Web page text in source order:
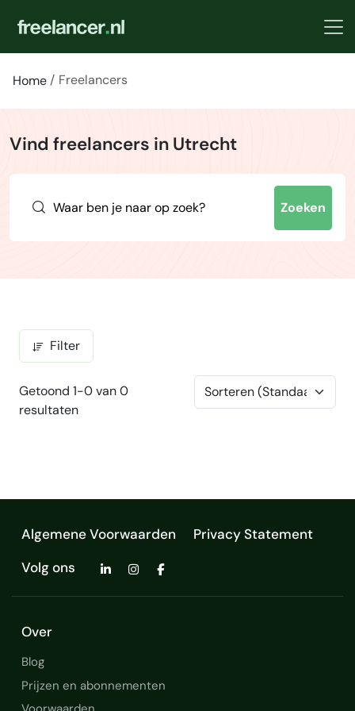
Home Freelancers
Vind freelancers in Utrecht
Zoeken
Filter
Getoond 1-0 van 0
resultaten
Algemene Voorwaarden
Privacy Statement
Volg ons
Over
Blog
Prijzen en abonnementen